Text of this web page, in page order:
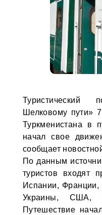
Шелковому пути»
Туркменистана в
начал свое
сообщает
По данным
туристов входят
Испании, Франции,
Украины, США,
Путешествие